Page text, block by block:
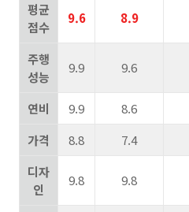
평균
점수
9.6 8.9
주행
성능
9.9 9.6
연비 9.9 8.6
가격
8.8 7.4
디자
인
9.8 9.8